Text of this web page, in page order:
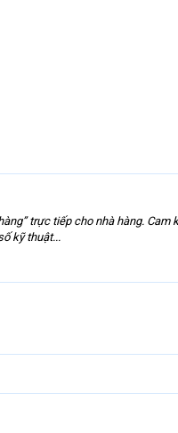
trực tiếp cho nhà hàng.
kỹ thuật...